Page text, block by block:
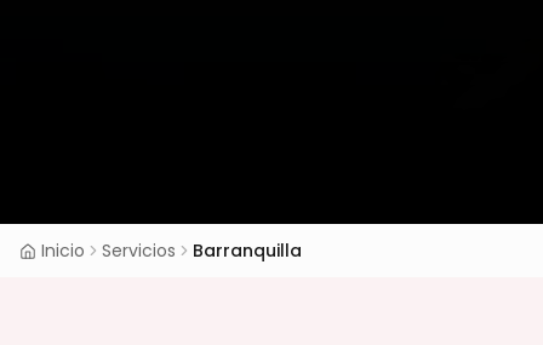
Inicio Servicios Barranquilla